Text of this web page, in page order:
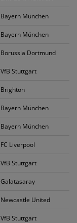
Bayern München
Bayern München
Borussia Dortmund
VfB Stuttgart
Brighton
Bayern München
Bayern München
FC Liverpool
VfB Stuttgart
Galatasaray
Newcastle United
VfB Stuttgart